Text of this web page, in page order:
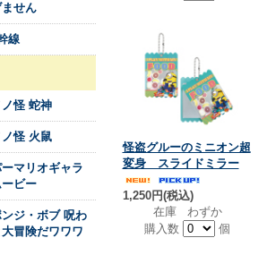
せん
線
怪 蛇神
怪 火鼠
マリオギャラ
ビー
ジ・ボブ 呪わ
冒険だワワワ
怪盗グルーのミニオン超
変身 スライドミラー
1,250円(税込)
在庫 わずか
購入数
個